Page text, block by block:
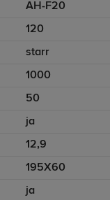
AH-F20
120
starr
1000
50
ja
12,9
195X60
ja